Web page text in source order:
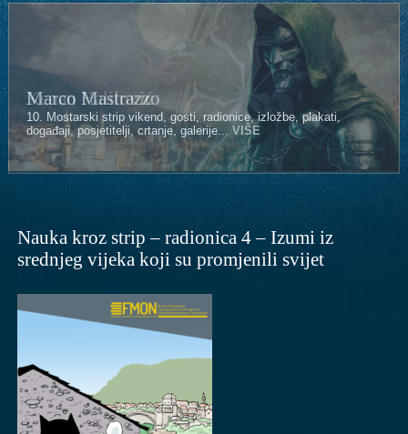
Kenan Halilović
10. Mostarski strip vikend, gosti, radionice, izložbe, plakati,
događaji, posjetitelji, crtanje, galerije...VIŠE
Nauka kroz strip – radionica 4 – Izumi iz
srednjeg vijeka koji su promjenili svijet